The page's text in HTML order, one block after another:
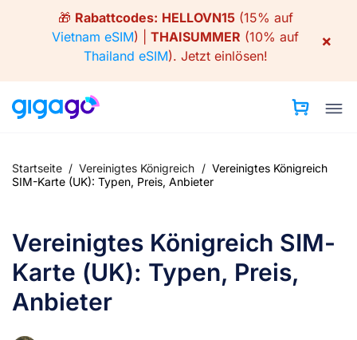
🎁 Rabattcodes: HELLOVN15(15% auf
Vietnam eSIM) | THAISUMMER (10% auf
Thailand eSIM). Jetzt einlösen!
×
Startseite / Vereinigtes Königreich / Vereinigtes Königreich
SIM-Karte (UK): Typen, Preis, Anbieter
Vereinigtes Königreich SIM-
Karte (UK): Typen, Preis,
Anbieter